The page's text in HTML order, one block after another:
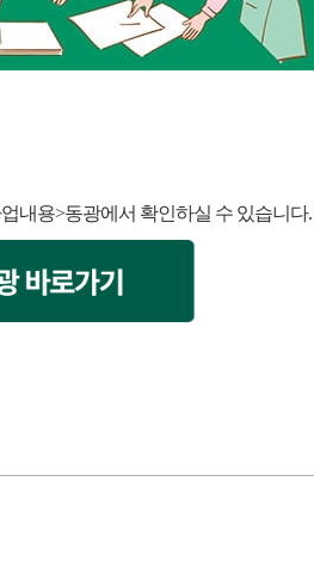
내용>동광에서 확인하실 수 있습니다.